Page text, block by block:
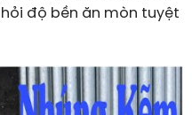
độ bền ăn mòn tuyệt